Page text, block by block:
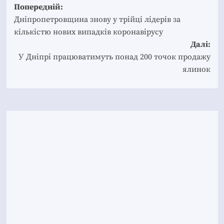
Post
navigation
Попередній:
Дніпропетровщина знову у трійці лідерів за
кількістю нових випадків коронавірусу
Далі:
У Дніпрі працюватимуть понад 200 точок продажу
ялинок